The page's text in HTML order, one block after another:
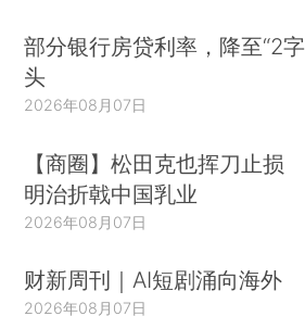
部分银行房贷利率，降至“2字
头
2026年08月07日
【商圈】松田克也挥刀止损
明治折戟中国乳业
2026年08月07日
财新周刊｜AI短剧涌向海外
2026年08月07日